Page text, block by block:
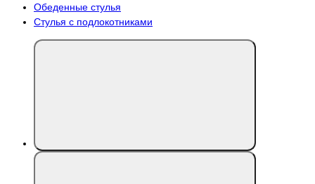
Обеденные стулья
Стулья с подлокотниками